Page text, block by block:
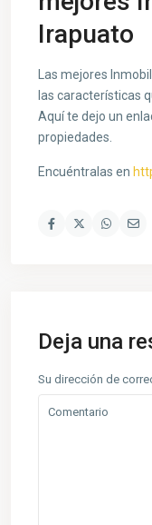
Irapuato
Las mejores
las características
Aquí te dejo un
propiedades.
Encuéntralas en
Deja una
Su dirección de